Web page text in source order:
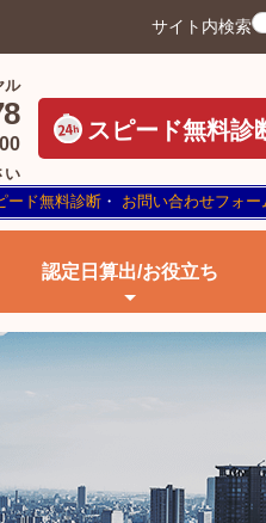
サイト内検索
ル
い
スピード無料診
ード無料診断 ・ お問い合わせフォー
認定日算出/お役立ち